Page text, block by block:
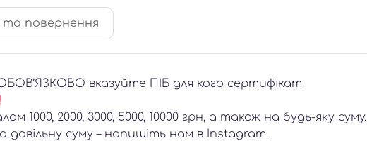
та повернення
вказуйте ПІБ для кого сертифікат
1000, 2000, 3000, 5000, 10000 грн, а також на будь-яку суму.
суму – напишіть нам в Instagram.